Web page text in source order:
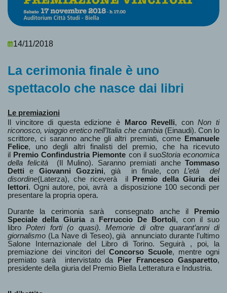
14/11/2018
La cerimonia finale è uno
spettacolo che nasce dai libri
Le premiazioni
Il vincitore di questa edizione è
Marco Revelli, conNon ti
riconosco, viaggio eretico nell’Italia che cambia(Einaudi). Con lo
scrittore, ci saranno anche gli altri premiati, come
Emanuele
Felice, uno degli altri finalisti del premio, che ha ricevuto
il
Premio Confindustria Piemonte con il suoStoria economica
della felicità
(Il Mulino). Saranno premiati anche Tommaso
Dettie Giovanni Gozzini, già in finale, conL’età del
disordine(Laterza), che riceverà il
Premio della Giuria dei
lettori. Ogni autore, poi, avrà a disposizione 100 secondi per
presentare la propria opera.
Durante la cerimonia sarà consegnato anche il
Premio
Speciale della Giuria a Ferruccio De Bortoli, con il suo
libroPoteri forti (o quasi). Memorie di oltre quarant’anni di
giornalismo (La Nave di Teseo), già annunciato durante l’ultimo
Salone Internazionale del Libro di Torino. Seguirà , poi, la
premiazione dei vincitori del Concorso Scuole, mentre ogni
premiato sarà intervistato da
Pier Francesco Gasparetto,
presidente della giuria del Premio Biella Letteratura e Industria.